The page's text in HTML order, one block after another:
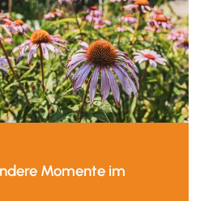
Momente im